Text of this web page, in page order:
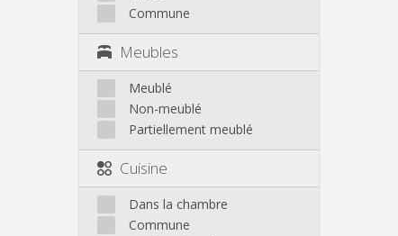
Commune
Meubles
Meublé
Non-meublé
Partiellement meublé
Cuisine
Dans la chambre
Commune